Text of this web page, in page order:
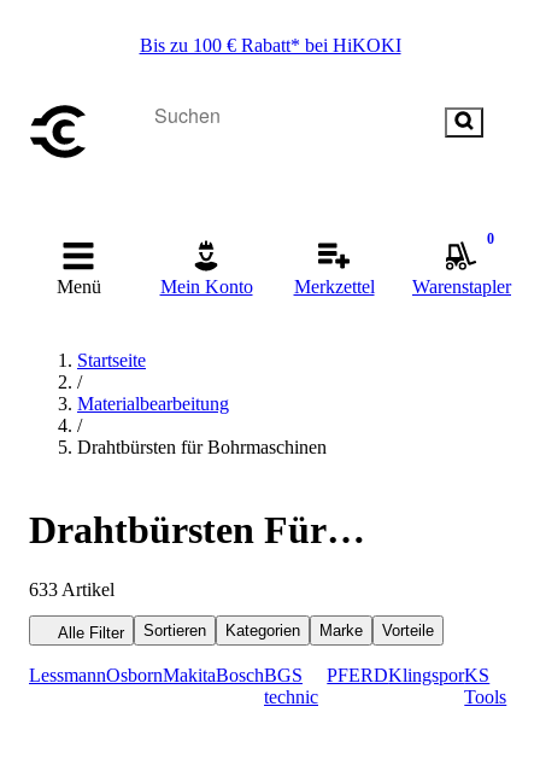
Bis zu 100 € Rabatt* bei HiKOKI
Menü Mein Konto Merkzettel
0
Warenstapler
Startseite
/
Materialbearbeitung
/
Drahtbürsten für Bohrmaschinen
Drahtbürsten Für
Bohrmaschinen
633 Artikel
Alle Filter Sortieren Kategorien Marke Vorteile
LessmannOsbornMakitaBoschBGS
technic
PFERDKlingsporKS
Tools